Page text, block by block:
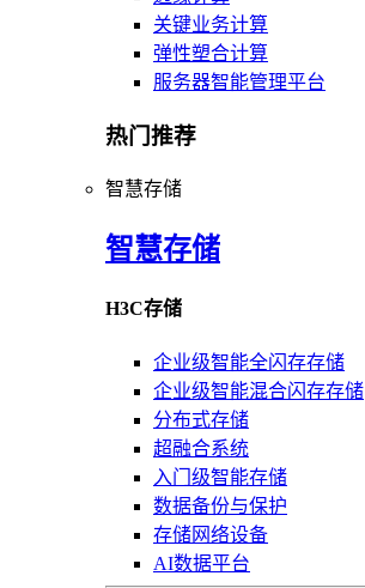
关键业务计算
弹性塑合计算
服务器智能管理平台
热门推荐
智慧存储
智慧存储
H3C存储
企业级智能全闪存存储
企业级智能混合闪存存储
分布式存储
超融合系统
入门级智能存储
数据备份与保护
存储网络设备
AI数据平台